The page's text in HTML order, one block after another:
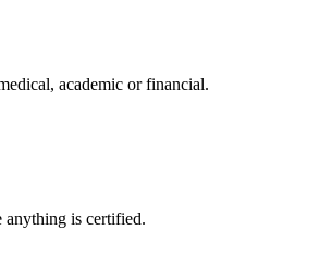
academic or financial.
anything is certified.